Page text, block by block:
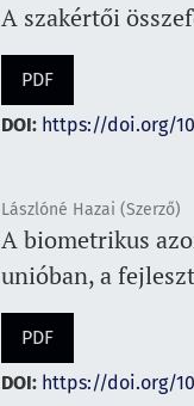
A szakértői
PDF
DOI: https://doi.org/
Lászlóné Hazai (Szerző)
A biometrikus
unióban, a
PDF
DOI: https://doi.org/